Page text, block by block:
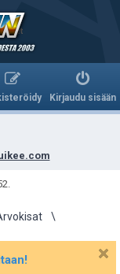
Kirjaudu sisään